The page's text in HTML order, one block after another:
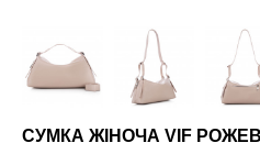
СУМКА ЖІНОЧА VIF